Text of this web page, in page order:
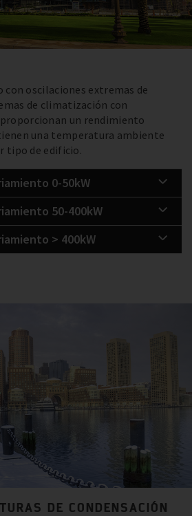
con oscilaciones extremas de
de climatización con
un rendimiento
una temperatura ambiente
tipo de edificio.
0-50kW
50-400kW
> 400kW
DE CONDENSACIÓN